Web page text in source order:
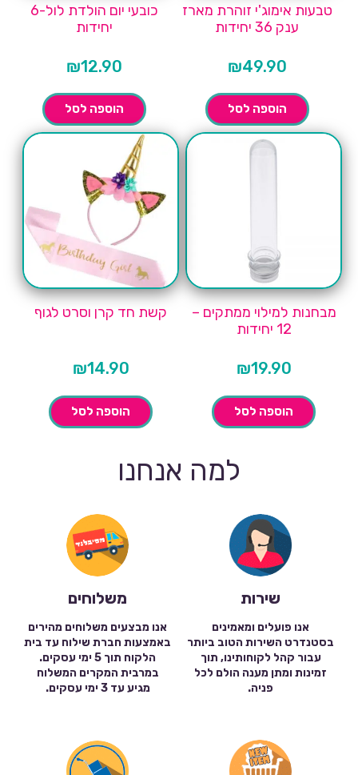
טבעות אימוג'י זוהרת מארז
ענק 36 יחידות
₪49.90
הוספה לסל
כובעי יום הולדת לול-6
יחידות
₪12.90
הוספה לסל
מבחנות למילוי ממתקים –
12 יחידות
₪19.90
הוספה לסל
קשת חד קרן וסרט לגוף
₪14.90
הוספה לסל
למה אנחנו
שירות
אנו פועלים ומאמינים
בסטנדרט השירות הטוב ביותר
עבור קהל לקוחותינו, תוך
זמינות ומתן מענה הולם לכל
פניה.
משלוחים
אנו מבצעים משלוחים מהירים
באמצעות חברת שילוח עד בית
הלקוח תוך 5 ימי עסקים.
במרבית המקרים המשלוח
מגיע עד 3 ימי עסקים.